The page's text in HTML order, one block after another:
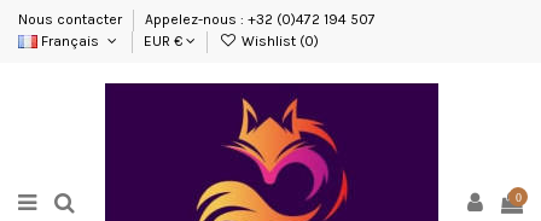
Nous contacter
Appelez-nous : +32 (0)472 194 507
Français
EUR € Wishlist (0)
0